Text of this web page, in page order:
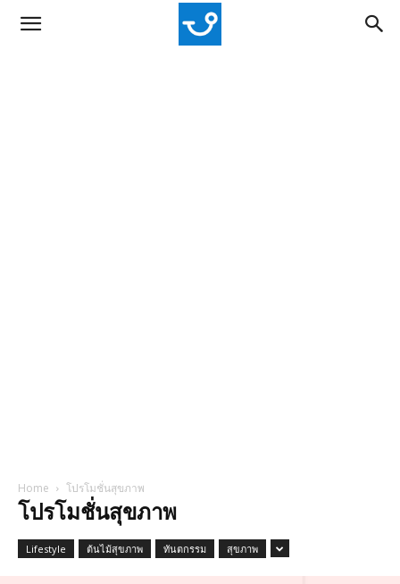
Home โปรโมชั่นสุขภาพ
โปรโมชั่นสุขภาพ
Lifestyle ต้นไม้สุขภาพ ทันตกรรม สุขภาพ